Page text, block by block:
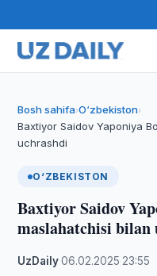
Bosh sahifa›O‘zbekiston›
Baxtiyor Saidov Yaponiya
uchrashdi
O‘ZBEKISTON
Baxtiyor Saidov
maslahatchisi bilan
UzDaily·06.02.2025 23:55